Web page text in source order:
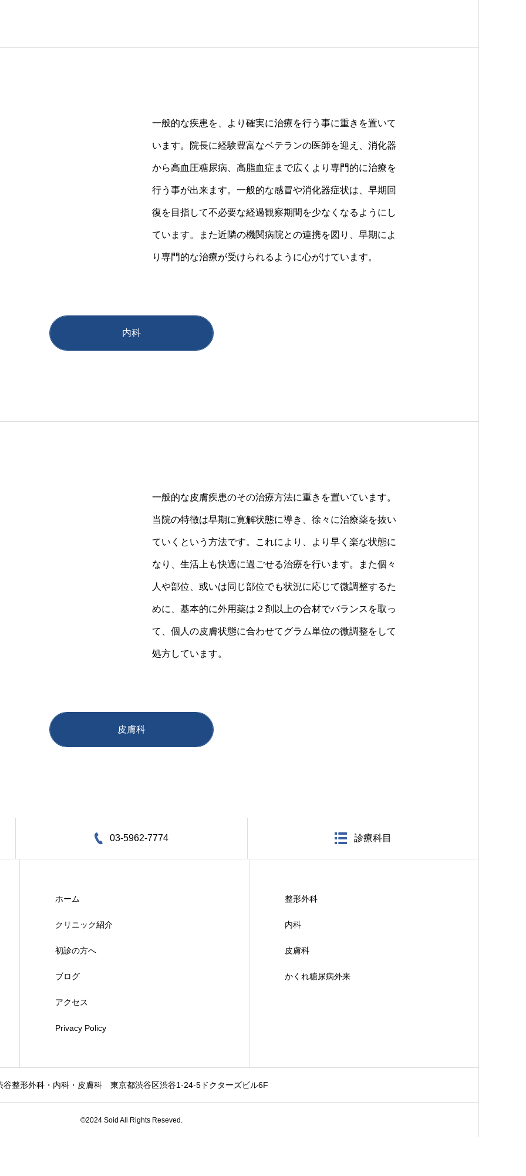
一般的な疾患を、より確実に治療を行う事に重きを置いて
います。院長に経験豊富なベテランの医師を迎え、消化器
から高血圧糖尿病、高脂血症まで広くより専門的に治療を
行う事が出来ます。一般的な感冒や消化器症状は、早期回
復を目指して不必要な経過観察期間を少なくなるようにし
ています。また近隣の機関病院との連携を図り、早期によ
り専門的な治療が受けられるように心がけています。
内科
一般的な皮膚疾患のその治療方法に重きを置いています。
当院の特徴は早期に寛解状態に導き、徐々に治療薬を抜い
ていくという方法です。これにより、より早く楽な状態に
なり、生活上も快適に過ごせる治療を行います。また個々
人や部位、或いは同じ部位でも状況に応じて微調整するた
めに、基本的に外用薬は２剤以上の合材でバランスを取っ
て、個人の皮膚状態に合わせてグラム単位の微調整をして
処方しています。
皮膚科
03-5962-7774 診療科目
ホーム
クリニック紹介
初診の方へ
ブログ
アクセス
Privacy Policy
整形外科
内科
皮膚科
かくれ糖尿病外来
谷整形外科・内科・皮膚科 東京都渋谷区渋谷1-24-5ドクターズビル6F
©2024 Soid All Rights Reseved.